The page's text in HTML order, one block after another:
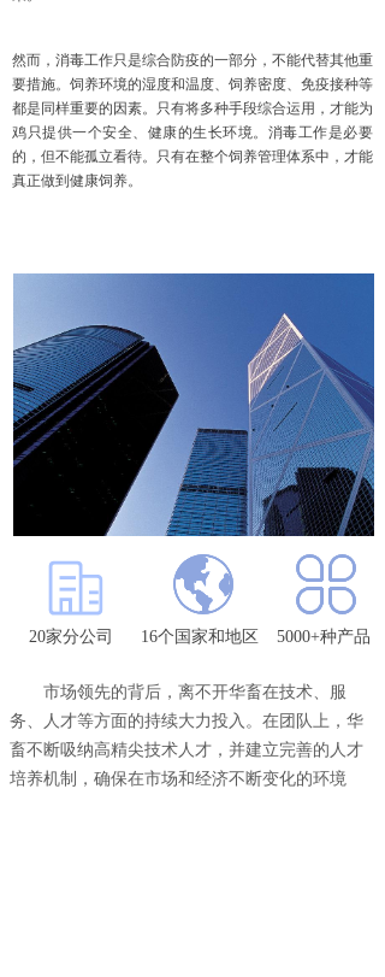
然而，消毒工作只是综合防疫的一部分，不能代替其他重
要措施。饲养环境的湿度和温度、饲养密度、免疫接种等
都是同样重要的因素。只有将多种手段综合运用，才能为
鸡只提供一个安全、健康的生长环境。消毒工作是必要
的，但不能孤立看待。只有在整个饲养管理体系中，才能
真正做到健康饲养。
5000+种产品
16个国家和地区
20家分公司
市场领先的背后，离不开华畜在技术、服
务、人才等方面的持续大力投入。在团队上，华
畜不断吸纳高精尖技术人才，并建立完善的人才
培养机制，确保在市场和经济不断变化的环境